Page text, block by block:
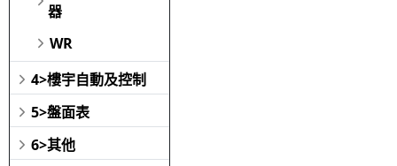
器
WR
4>樓宇自動及控制
5>盤面表
6>其他